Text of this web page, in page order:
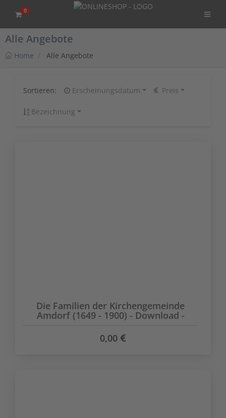
0
Alle Angebote
Home Alle Angebote
Sortieren: Erscheinungsdatum Preis
Bezeichnung
Die Familien der Kirchengemeinde
Amdorf (1649 - 1900) - Download -
0,00